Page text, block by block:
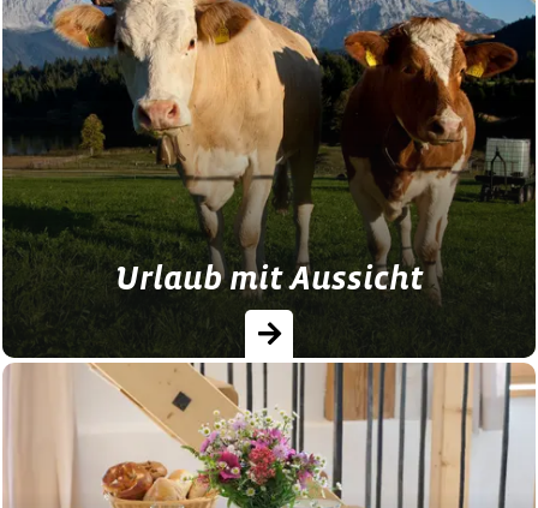
Qualitätsgeprüfter LandUrlaub in Bayern -
Erholung pur im Grünen!
Urlaub mit Aussicht
Verbringen Sie Ihre schönste Zeit im Jahr
mit den schönsten Ausblick auf die Berge